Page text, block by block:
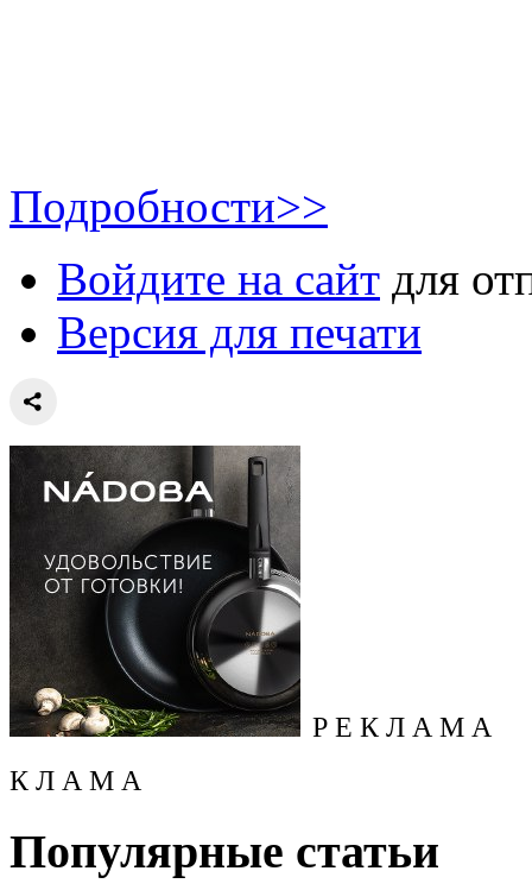
Подробности>>
Войдите на сайт для
Версия для печати
Р Е К Л А М А
К Л А М А
Популярные статьи